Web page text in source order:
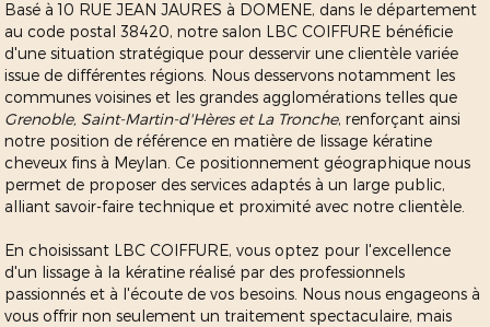
Basé à 10 RUE JEAN JAURES à DOMENE, dans le département
au code postal 38420, notre salon LBC COIFFURE bénéficie
d'une situation stratégique pour desservir une clientèle variée
issue de différentes régions. Nous desservons notamment les
communes voisines et les grandes agglomérations telles que
Grenoble, Saint-Martin-d'Hères et La Tronche, renforçant ainsi
notre position de référence en matière de lissage kératine
cheveux fins à Meylan. Ce positionnement géographique nous
permet de proposer des services adaptés à un large public,
alliant savoir-faire technique et proximité avec notre clientèle.
En choisissant LBC COIFFURE, vous optez pour l'excellence
d'un lissage à la kératine réalisé par des professionnels
passionnés et à l'écoute de vos besoins. Nous nous engageons à
vous offrir non seulement un traitement spectaculaire, mais